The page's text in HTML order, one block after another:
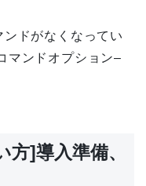
ドがなくなってい
マンドオプション–
]導入準備、